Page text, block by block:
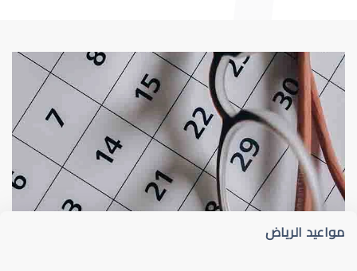
شعيرة الجفن أو الجُدجد (Stye)
الجراحة التجميلية للعين
مواعيد الرياض